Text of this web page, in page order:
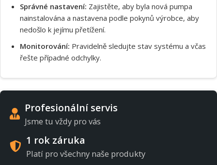
Správné nastavení: Zajistěte, aby byla nová pumpa
nainstalována a nastavena podle pokynů výrobce, aby
nedošlo k jejímu přetížení.
Monitorování: Pravidelně sledujte stav systému a včas
řešte případné odchylky.
Profesionální servis
Jsme tu vždy pro vás
1 rok záruka
Platí pro všechny naše produkty